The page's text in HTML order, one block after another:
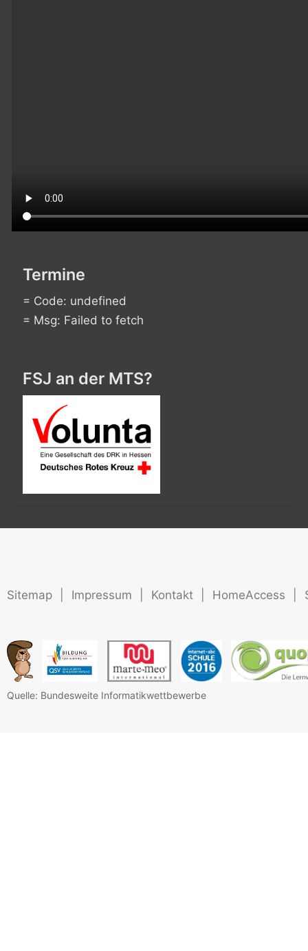
Termine
= Code: undefined
= Msg: Failed to fetch
FSJ an der MTS?
Sitemap Impressum Kontakt HomeAccess
Quelle: Bundesweite Informatikwettbewerbe